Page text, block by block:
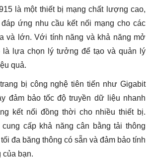
là một thiết bị mạng chất lượng cao,
ứng nhu cầu kết nối mạng cho các
và lớn. Với tính năng và khả năng mở
là lựa chọn lý tưởng để tạo và quản lý
quả.
bị công nghệ tiên tiến như Gigabit
đảm bảo tốc độ truyền dữ liệu nhanh
kết nối đồng thời cho nhiều thiết bị.
cấp khả năng cân bằng tải thông
đa băng thông có sẵn và đảm bảo tính
của bạn.